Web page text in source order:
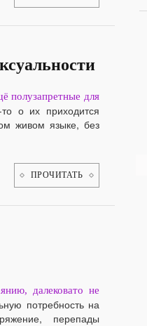
полузапретные для
то о их приходится
живом языке, без
ПРОЧИТАТЬ
далековато не
потребность на
перепады